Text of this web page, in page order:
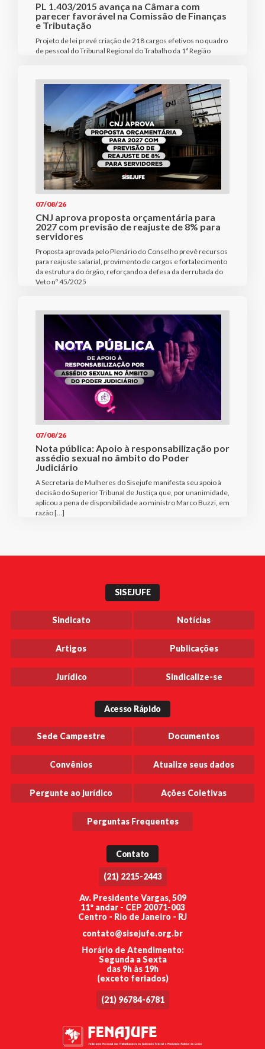
PL 1.403/2015 avança na Câmara com
parecer favorável na Comissão de Finanças
e Tributação
Projeto de lei prevê criação de 218 cargos efetivos no quadro
de pessoal do Tribunal Regional do Trabalho da 1ª Região
07/08/26
CNJ aprova proposta orçamentária para
2027 com previsão de reajuste de 8% para
servidores
Proposta aprovada pelo Plenário do Conselho prevê recursos
para reajuste salarial, provimento de cargos e fortalecimento
da estrutura do órgão, reforçando a defesa da derrubada do
Veto nº 45/2025
07/08/26
Nota pública: Apoio à responsabilização por
assédio sexual no âmbito do Poder
Judiciário
A Secretaria de Mulheres do Sisejufe manifesta seu apoio à
decisão do Superior Tribunal de Justiça que, por unanimidade,
aplicou a pena de disponibilidade ao ministro Marco Buzzi, em
razão […]
SISEJUFE
Sindicato Notícias
Artigos Publicações
Jurídico Sindicalize-se
Acesso Rápido
Sede Campestre Documentos
Convênios Atualize seus dados
Pergunte ao jurídico Ações Coletivas
Perguntas Frequentes
Contato
(21) 2215-2443
Av. Presidente Vargas, 509
11º andar - CEP 20071-003
Centro - Rio de Janeiro - RJ
contato@sisejufe.org.br
Horário de Atendimento:
Segunda a Sexta
das 9h às 19h
(exceto feriados)
(21) 96784-6781